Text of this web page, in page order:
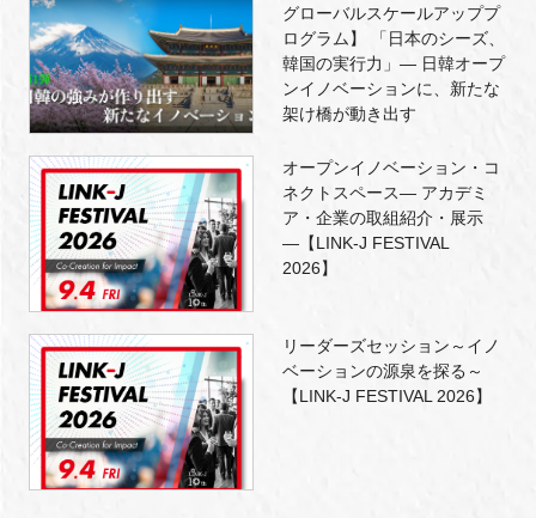
グローバルスケールアッププ
ログラム】 「日本のシーズ、
韓国の実行力」― 日韓オープ
ンイノベーションに、新たな
架け橋が動き出す
オープンイノベーション・コ
ネクトスペース― アカデミ
ア・企業の取組紹介・展示
―【LINK-J FESTIVAL
2026】
リーダーズセッション～イノ
ベーションの源泉を探る～
【LINK-J FESTIVAL 2026】